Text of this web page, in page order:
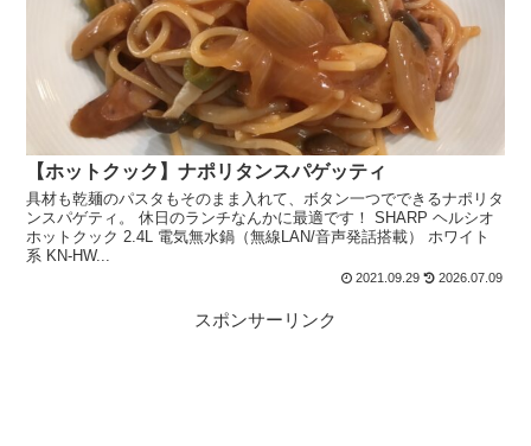
【ホットクック】ナポリタンスパゲッティ
具材も乾麺のパスタもそのまま入れて、ボタン一つでできるナポリタ
ンスパゲティ。 休日のランチなんかに最適です！ SHARP ヘルシオ
ホットクック 2.4L 電気無水鍋（無線LAN/音声発話搭載） ホワイト
系 KN-HW...
2021.09.29 2026.07.09
スポンサーリンク